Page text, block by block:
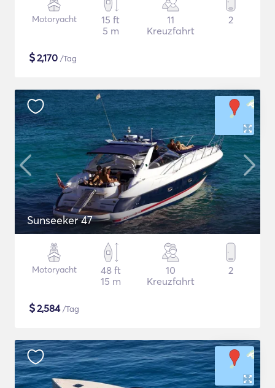
Motoryacht
15 ft
5 m
11
Kreuzfahrt
2
$2,170 /Tag
Sunseeker 47
Motoryacht
48 ft
15 m
10
Kreuzfahrt
2
$2,584/Tag